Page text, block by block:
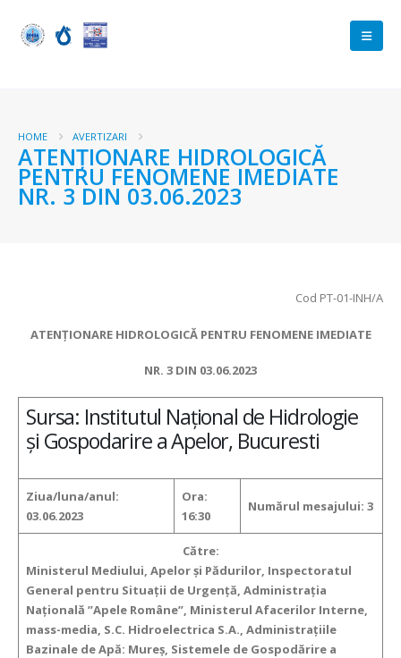
HOME AVERTIZARI
ATENŢIONARE HIDROLOGICĂ
PENTRU FENOMENE IMEDIATE
NR. 3 DIN 03.06.2023
Cod PT-01-INH/A
ATENŢIONARE HIDROLOGICĂ PENTRU FENOMENE IMEDIATE
NR. 3 DIN 03.06.2023
Sursa: Institutul Național de Hidrologie
și Gospodarire a Apelor, Bucuresti
Ziua/luna/anul:
03.06.2023
Ora:
16:30
Numărul mesajului: 3
Către:
Ministerul Mediului, Apelor şi Pădurilor, Inspectoratul
General pentru Situaţii de Urgenţă, Administraţia
Naţională ”Apele Române”, Ministerul Afacerilor Interne,
mass-media, S.C. Hidroelectrica S.A., Administraţiile
Bazinale de Apă: Mureș, Sistemele de Gospodărire a